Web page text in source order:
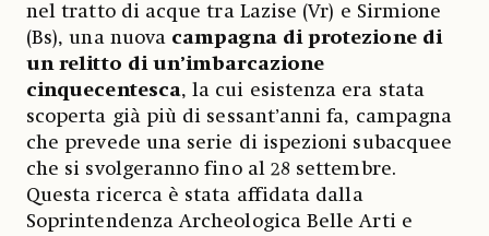
nel tratto di acque tra Lazise (Vr) e Sirmione
(Bs), una nuova campagna di protezione di
un relitto di un’imbarcazione
cinquecentesca, la cui esistenza era stata
scoperta già più di sessant’anni fa, campagna
che prevede una serie di ispezioni subacquee
che si svolgeranno fino al 28 settembre.
Questa ricerca è stata affidata dalla
Soprintendenza Archeologica Belle Arti e